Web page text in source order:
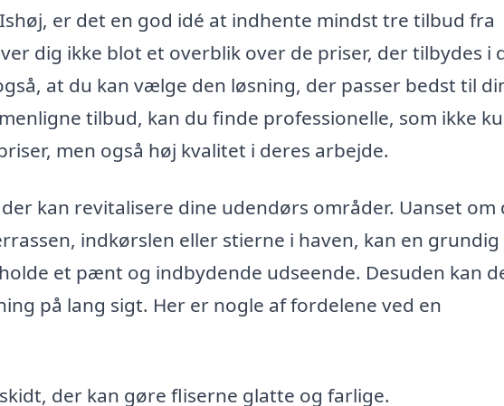
er det en god idé at indhente mindst tre tilbud fra
dig ikke blot et overblik over de priser, der tilbydes i
at du kan vælge den løsning, der passer bedst til
tilbud, kan du finde professionelle, som ikke
men også høj kvalitet i deres arbejde.
kan revitalisere dine udendørs områder. Uanset om
indkørslen eller stierne i haven, kan en grundig
et pænt og indbydende udseende. Desuden kan
på lang sigt. Her er nogle af fordelene ved en
der kan gøre fliserne glatte og farlige.